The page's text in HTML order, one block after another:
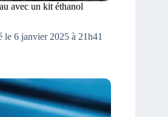
avec un kit éthanol
le 6 janvier 2025 à 21h41